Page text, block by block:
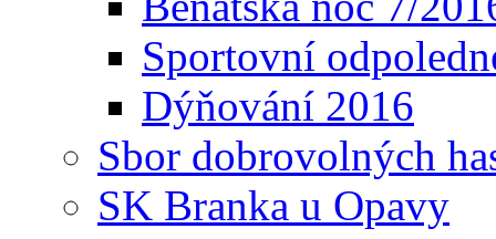
Sportovní
Dýňování 2016
Sbor dobrovolných
SK Branka u Opavy